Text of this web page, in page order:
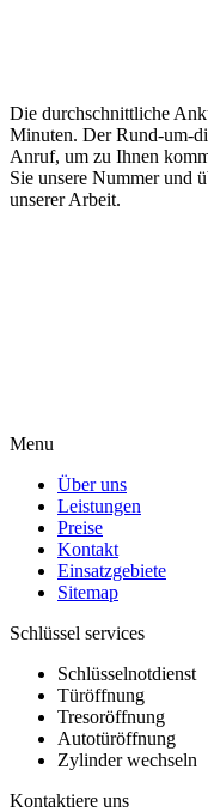
Die durchschnittliche
Minuten. Der Rund-um-
Anruf, um zu Ihnen
Sie unsere Nummer und
unserer Arbeit.
Menu
Über uns
Leistungen
Preise
Kontakt
Einsatzgebiete
Sitemap
Schlüssel services
Schlüsselnotdienst
Türöffnung
Tresoröffnung
Autotüröffnung
Zylinder wechseln
Kontaktiere uns